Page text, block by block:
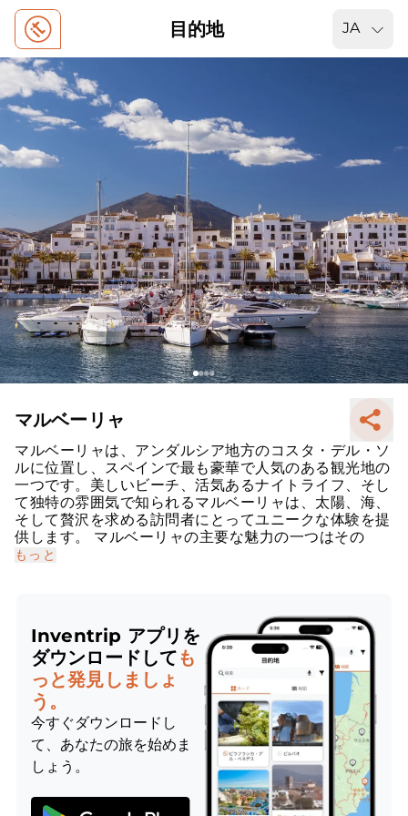
目的地 JA
マルベーリャ
マルベーリャは、アンダルシア地方のコスタ・デル・ソ
ルに位置し、スペインで最も豪華で人気のある観光地の
一つです。美しいビーチ、活気あるナイトライフ、そし
て独特の雰囲気で知られるマルベーリャは、太陽、海、
そして贅沢を求める訪問者にとってユニークな体験を提
供します。 マルベーリャの主要な魅力の一つはその
もっと
Inventrip アプリを
ダウンロードしても
っと発見しましょ
う。
今すぐダウンロードし
て、あなたの旅を始めま
しょう。